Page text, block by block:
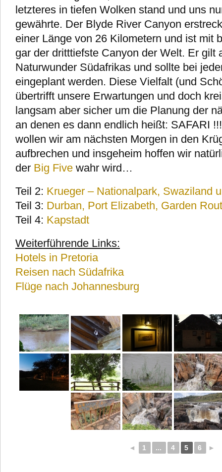
letzteres in tiefen Wolken stand und uns
gewährte. Der Blyde River Canyon
einer Länge von 26 Kilometern und ist mit
gar der dritttiefste Canyon der Welt. Er gilt
Naturwunder Südafrikas und sollte bei
eingeplant werden. Diese Vielfalt (und
übertrifft unsere Erwartungen und doch
langsam aber sicher um die Planung der
an denen es dann endlich heißt: SAFARI
wollen wir am nächsten Morgen in den
aufbrechen und insgeheim hoffen wir
der Big Five wahr wird…
Teil 2: Krueger – Nationalpark, Swaziland
Teil 3: Durban, Port Elizabeth, Garden
Teil 4: Kapstadt
Weiterführende Links:
Hotels in Pretoria
Reisen nach Südafrika
Flüge nach Johannesburg
◄ 1 ... 4 5 6 ►